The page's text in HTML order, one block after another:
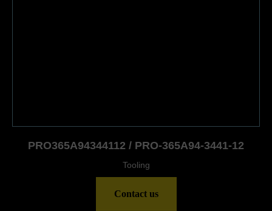
PRO365A94344112 / PRO-365A94-3441-12
Tooling
Contact us